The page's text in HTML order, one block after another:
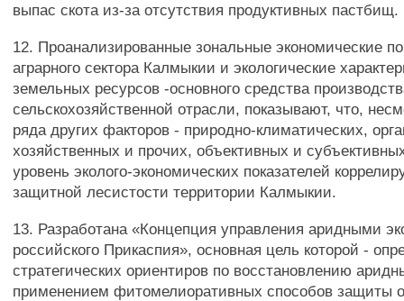
выпас скота из-за отсутствия продуктивных пастбищ.
12. Проанализированные зональные экономические
аграрного сектора Калмыкии и экологические
земельных ресурсов -основного средства
сельскохозяйственной отрасли, показывают, что,
ряда других факторов - природно-климатических,
хозяйственных и прочих, объективных и
уровень эколого-экономических показателей
защитной лесистости территории Калмыкии.
13. Разработана «Концепция управления аридными
российского Прикаспия», основная цель которой -
стратегических ориентиров по восстановлению
применением фитомелиоративных способов защиты